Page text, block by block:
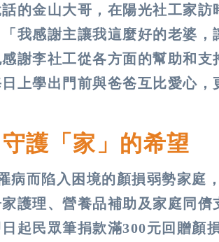
的金山大哥，在陽光社工家訪
我感謝主讓我這麼好的老婆，
謝李社工從各方面的幫助和支
上學出門前與爸爸互比愛心，
護「家」的希望
病而陷入困境的顏損弱勢家庭
護理、營養品補助及家庭同儕
起民眾筆捐款滿300元回贈顏